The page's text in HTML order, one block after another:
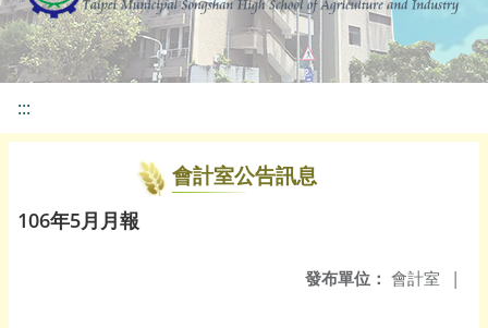
:::
會計室公告訊息
106年5月月報
發布單位： 會計室 |